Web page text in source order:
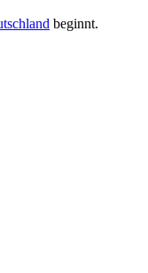
beginnt.